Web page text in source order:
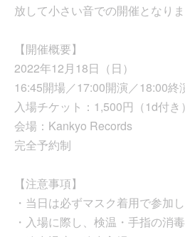
放して小さい音での開催となりま
【開催概要】
2022年12月18日（日）
16:45開場／17:00開演／18:00終
入場チケット：1,500円（1d付き）
会場：Kankyo Records
完全予約制
【注意事項】
・当日は必ずマスク着用で参加
・入場に際し、検温・手指の消